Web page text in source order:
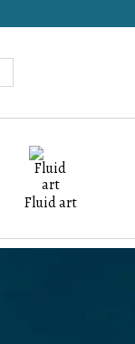
Fluid art